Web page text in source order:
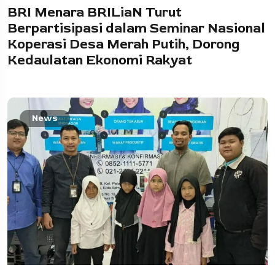
BRI Menara BRILiaN Turut
Berpartisipasi dalam Seminar Nasional
Koperasi Desa Merah Putih, Dorong
Kedaulatan Ekonomi Rakyat
News